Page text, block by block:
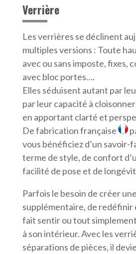
Verrière
Les verrières se déclinent
multiples versions : Toute
avec ou sans imposte, fixes,
avec bloc portes….
Elles séduisent autant par
par leur capacité à
en apportant clarté et
De fabrication française
vous bénéficiez d’un savoir-
terme de style, de confort
facilité de pose et de
Parfois le besoin de créer
supplémentaire, de redéfinir
fait sentir ou tout
à son intérieur. Avec les
séparations de pièces, il